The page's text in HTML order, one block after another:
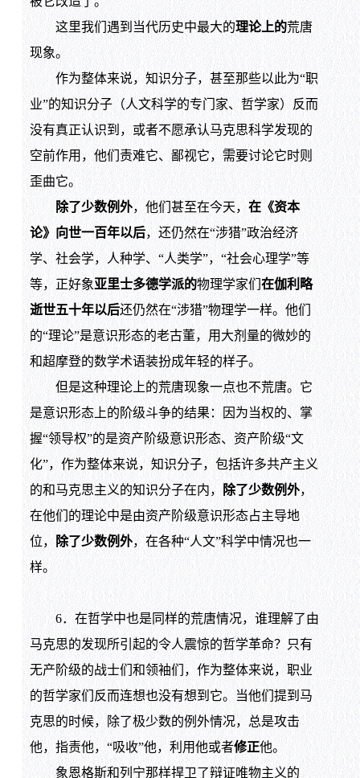
这里我们遇到当代历史中最大的理论上的荒唐
现象。
作为整体来说，知识分子，甚至那些以此为“职
业”的知识分子（人文科学的专门家、哲学家）反而
没有真正认识到，或者不愿承认马克思科学发现的
空前作用，他们责难它、鄙视它，需要讨论它时则
歪曲它。
除了少数例外，他们甚至在今天， 在《资本
论》向世一百年以后，还仍然在“涉猎”政治经济
学、社会学，人种学、“人类学”，“社会心理学”等
等，正好象亚里士多德学派的物理学家们 在伽利略
逝世五十年以后还仍然在“涉猎”物理学一样。他们
的“理论”是意识形态的老古董，用大剂量的微妙的
和超摩登的数学术语装扮成年轻的样子。
但是这种理论上的荒唐现象一点也不荒唐。它
是意识形态上的阶级斗争的结果：因为当权的、掌
握“领导权”的是资产阶级意识形态、资产阶级“文
化”，作为整体来说，知识分子，包括许多共产主义
的和马克思主义的知识分子在内，
除了少数例外，
在他们的理论中是由资产阶级意识形态占主导地
位，
除了少数例外，在各种“人文”科学中情况也一
样。
6．在哲学中也是同样的荒唐情况，谁理解了由
马克思的发现所引起的令人震惊的哲学革命？只有
无产阶级的战士们和领袖们，作为整体来说，职业
的哲学家们反而连想也没有想到它。当他们提到马
克思的时候，除了极少数的例外情况，总是攻击
他，指责他，“吸收”他，利用他或者修正他。
象恩格斯和列宁那样捍卫了辩证唯物主义的